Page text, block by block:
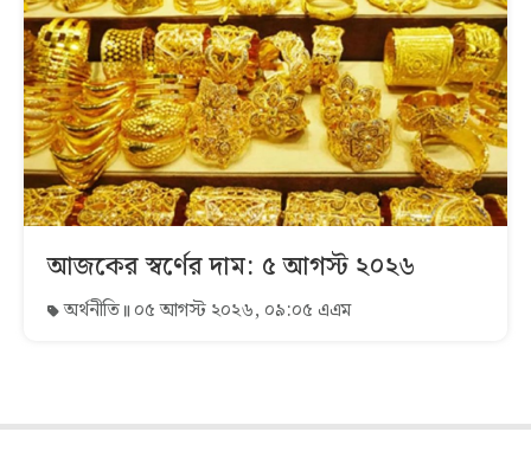
আজকের স্বর্ণের দাম: ৫ আগস্ট ২০২৬
অর্থনীতি ০৫ আগস্ট ২০২৬, ০৯:০৫ এএম